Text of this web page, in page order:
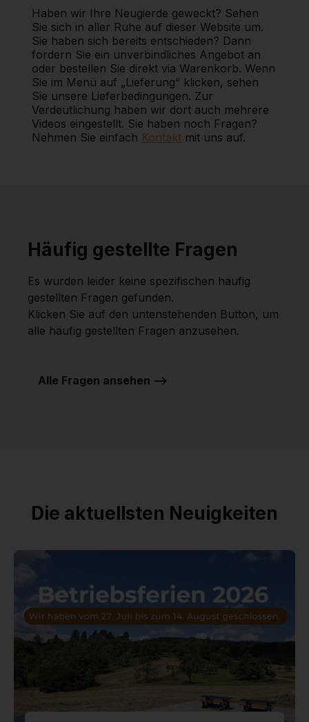
Haben wir Ihre Neugierde geweckt? Sehen
Sie sich in aller Ruhe auf dieser Website um.
Sie haben sich bereits entschieden? Dann
fordern Sie ein unverbindliches Angebot an
oder bestellen Sie direkt via Warenkorb. Wenn
Sie im Menü auf „Lieferung“ klicken, sehen
Sie unsere Lieferbedingungen. Zur
Verdeutlichung haben wir dort auch mehrere
Videos eingestellt. Sie haben noch Fragen?
Nehmen Sie einfach Kontakt mit uns auf.
Häufig gestellte Fragen
Es wurden leider keine spezifischen häufig
gestellten Fragen gefunden.
Klicken Sie auf den untenstehenden Button, um
alle häufig gestellten Fragen anzusehen.
Alle Fragen ansehen -->
Die aktuellsten Neuigkeiten